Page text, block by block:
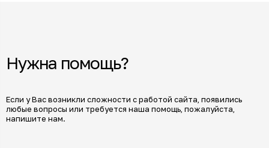
Нужна помощь?
Если у Вас возникли сложности с работой сайта, появились
любые вопросы или требуется наша помощь, пожалуйста,
напишите нам.